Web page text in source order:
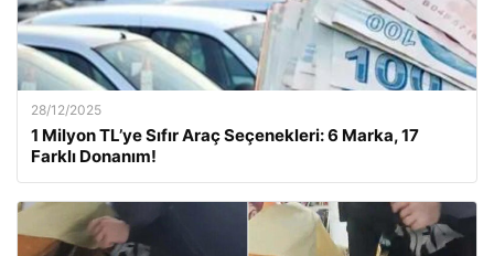
28/12/2025
1 Milyon TL’ye Sıfır Araç Seçenekleri: 6 Marka, 17
Farklı Donanım!